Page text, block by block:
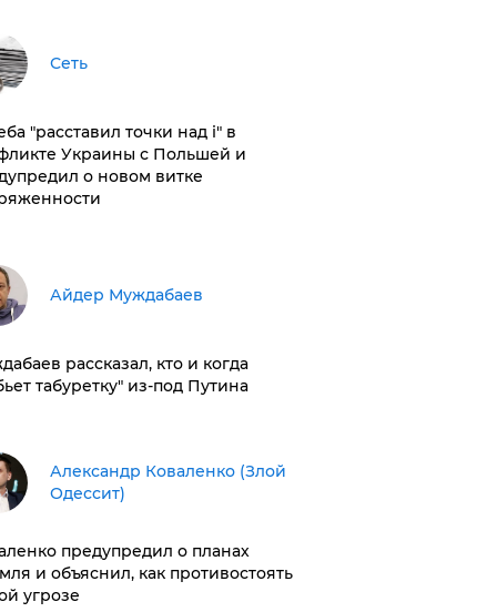
Сеть
"расставил точки над і" в
Украины с Польшей и
о новом витке
Айдер Муждабаев
рассказал, кто и когда
табуретку" из-под Путина
Александр Коваленко (Злой
Одессит)
предупредил о планах
и объяснил, как противостоять
угрозе